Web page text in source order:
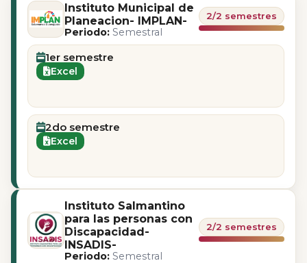
Instituto Municipal de
Planeacion- IMPLAN-
Periodo: Semestral
2/2 semestres
1er semestre
Excel
2do semestre
Excel
Instituto Salmantino
para las personas con
Discapacidad-
INSADIS-
Periodo: Semestral
2/2 semestres